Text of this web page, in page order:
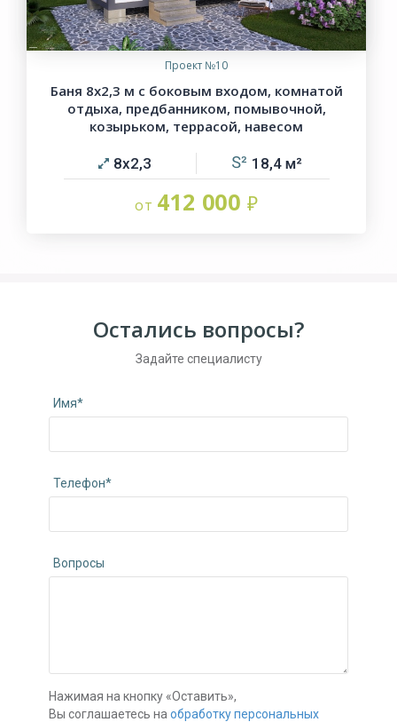
Проект №10
Баня 8х2,3 м с боковым входом, комнатой
отдыха, предбанником, помывочной,
козырьком, террасой, навесом
8х2,3 18,4
412 000
Остались вопросы?
Задайте специалисту
Имя*
Телефон*
Вопросы
Нажимая на кнопку «Оставить»,
Вы соглашаетесь на обработку персональных